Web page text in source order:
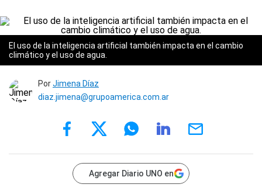
El uso de la inteligencia artificial también impacta en el cambio
climático y el uso de agua.
PorJimena Díaz
diaz.jimena@grupoamerica.com.ar
Agregar Diario UNO en